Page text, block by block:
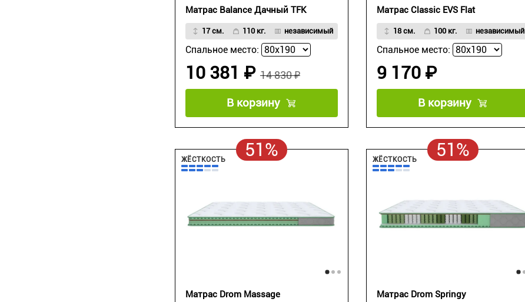
Матрас Balance Дачный TFK
17 см. 110 кг. независимый
Спальное место:
14 830 ₽
10 381 ₽
В корзину
Матрас Classic EVS Flat
18 см. 100 кг. независимый
Спальное место:
9 170 ₽
В корзину
51%
ЖЁСТКОСТЬ
Матрас Drom Massage
51%
ЖЁСТКОСТЬ
Матрас Drom Springy